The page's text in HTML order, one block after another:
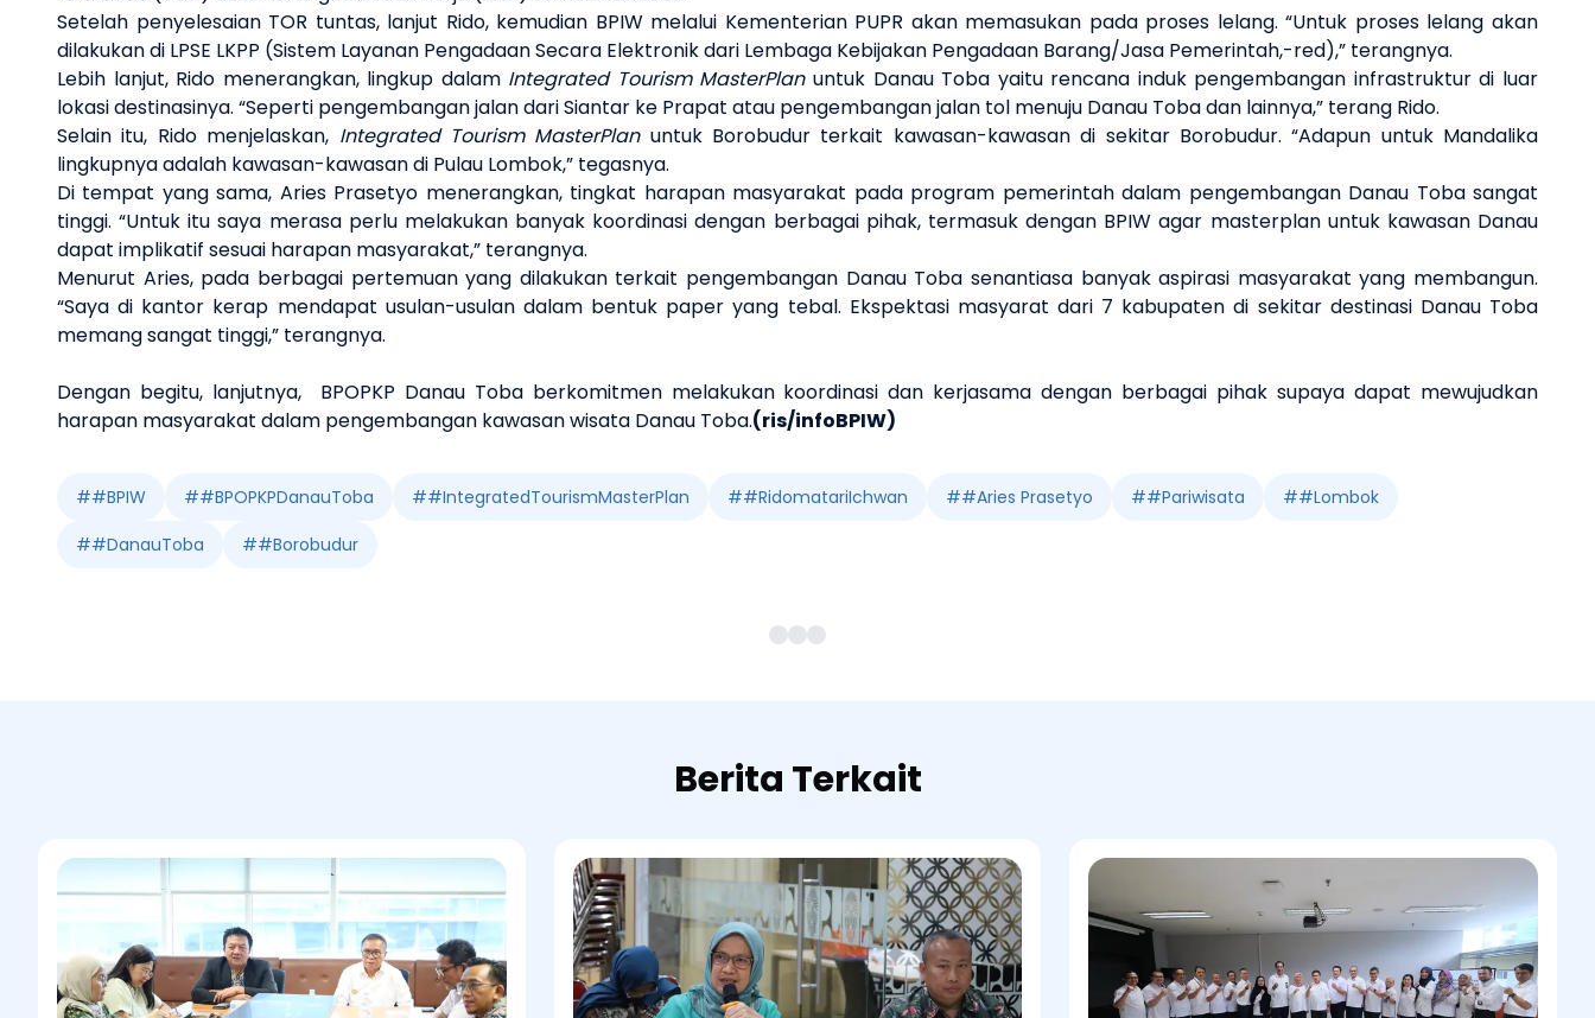
Setelah penyelesaian TOR tuntas, lanjut Rido, kemudian BPIW melalui Kementerian PUPR akan memasukan pada proses lelang. “Untuk proses lelang akan
dilakukan di LPSE LKPP (Sistem Layanan Pengadaan Secara Elektronik dari Lembaga Kebijakan Pengadaan Barang/Jasa Pemerintah,-red),” terangnya.
Lebih lanjut, Rido menerangkan, lingkup dalam Integrated Tourism MasterPlanuntuk Danau Toba yaitu rencana induk pengembangan infrastruktur di luar
lokasi destinasinya. “Seperti pengembangan jalan dari Siantar ke Prapat atau pengembangan jalan tol menuju Danau Toba dan lainnya,” terang Rido.
Selain itu, Rido menjelaskan, Integrated Tourism MasterPlanuntuk Borobudur terkait kawasan-kawasan di sekitar Borobudur. “Adapun untuk Mandalika
lingkupnya adalah kawasan-kawasan di Pulau Lombok,” tegasnya.
Di tempat yang sama, Aries Prasetyo menerangkan, tingkat harapan masyarakat pada program pemerintah dalam pengembangan Danau Toba sangat
tinggi. “Untuk itu saya merasa perlu melakukan banyak koordinasi dengan berbagai pihak, termasuk dengan BPIW agar masterplan untuk kawasan Danau
dapat implikatif sesuai harapan masyarakat,” terangnya.
Menurut Aries, pada berbagai pertemuan yang dilakukan terkait pengembangan Danau Toba senantiasa banyak aspirasi masyarakat yang membangun.
“Saya di kantor kerap mendapat usulan-usulan dalam bentuk paper yang tebal. Ekspektasi masyarat dari 7 kabupaten di sekitar destinasi Danau Toba
memang sangat tinggi,” terangnya.
Dengan begitu, lanjutnya, BPOPKP Danau Toba berkomitmen melakukan koordinasi dan kerjasama dengan berbagai pihak supaya dapat mewujudkan
harapan masyarakat dalam pengembangan kawasan wisata Danau Toba.(ris/infoBPIW)
##BPIW ##BPOPKPDanauToba ##IntegratedTourismMasterPlan ##RidomatariIchwan ##Aries Prasetyo ##Pariwisata ##Lombok
##DanauToba ##Borobudur
Berita Terkait